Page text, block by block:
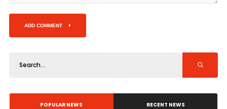
ADD COMMENT
POPULAR NEWS RECENT NEWS